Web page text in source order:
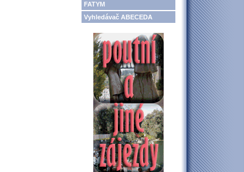
FATYM
Vyhledávač ABECEDA